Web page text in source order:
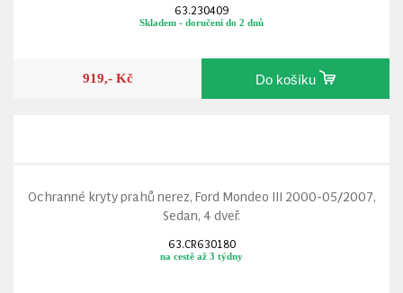
63.230409
Skladem - doručení do 2 dnů
919,- Kč Do košíku
Ochranné kryty prahů nerez, Ford Mondeo III 2000-05/2007,
Sedan, 4 dveř.
63.CR630180
na cestě až 3 týdny